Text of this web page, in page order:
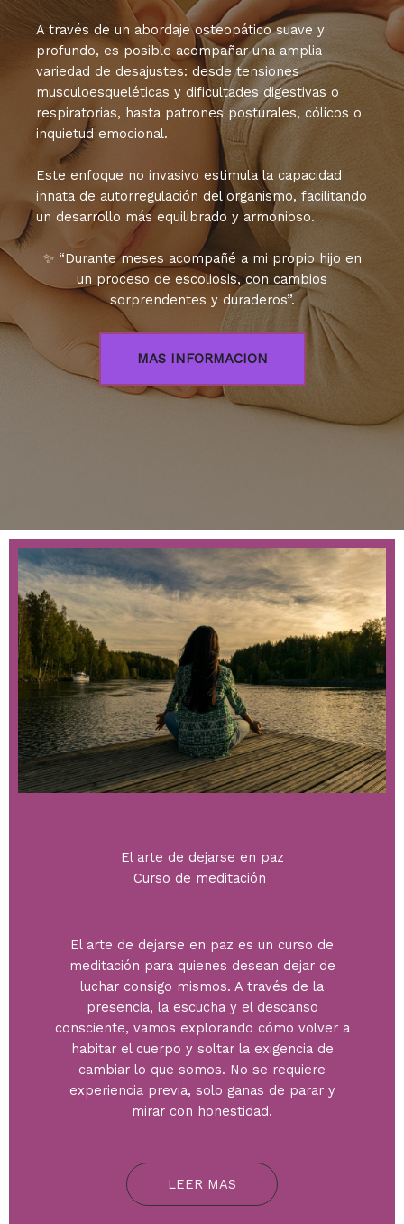
A través de un abordaje osteopático suave y
profundo, es posible acompañar una amplia
variedad de desajustes: desde tensiones
musculoesqueléticas y dificultades digestivas o
respiratorias, hasta patrones posturales, cólicos o
inquietud emocional.
Este enfoque no invasivo estimula la capacidad
innata de autorregulación del organismo, facilitando
un desarrollo más equilibrado y armonioso.
✨ “Durante meses acompañé a mi propio hijo en
un proceso de escoliosis, con cambios
sorprendentes y duraderos”.
MAS INFORMACION
El arte de dejarse en paz​
Curso de meditación ​
El arte de dejarse en paz es un curso de
meditación para quienes desean dejar de
luchar consigo mismos. A través de la
presencia, la escucha y el descanso
consciente, vamos explorando cómo volver a
habitar el cuerpo y soltar la exigencia de
cambiar lo que somos. No se requiere
experiencia previa, solo ganas de parar y
mirar con honestidad.
LEER MAS